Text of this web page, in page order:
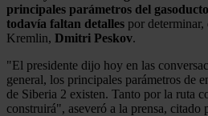
principales parámetros del
todavía faltan detalles por
Kremlin, Dmitri Peskov.
"El presidente dijo hoy en las
general, los principales parámetros de
de Siberia 2 existen. Tanto por la ruta
construirá", aseveró a la prensa, citado